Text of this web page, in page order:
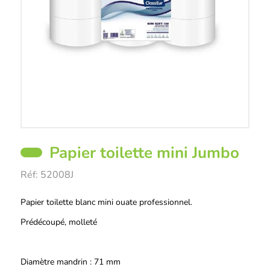
Papier toilette mini Jumbo
Réf: 52008J
Description
Papier toilette blanc mini ouate professionnel.
Prédécoupé, molleté
Diamètre mandrin : 71 mm